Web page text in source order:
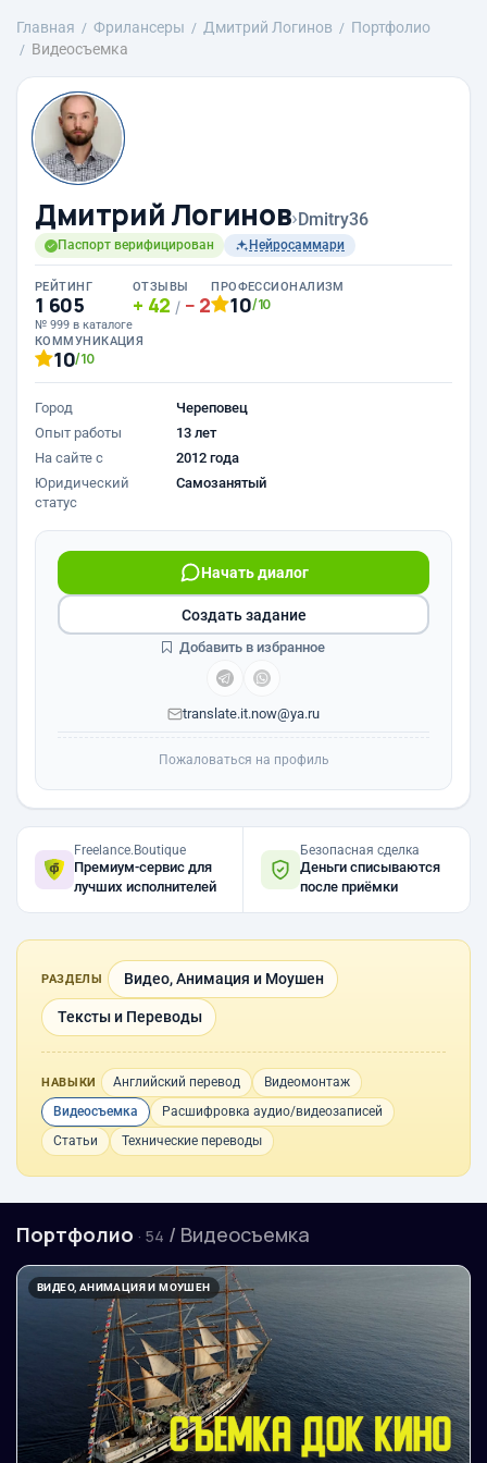
Главная Фрилансеры Дмитрий Логинов
Портфолио
Видеосъемка
Дмитрий Логинов›Dmitry36
Паспорт верифицирован Нейросаммари
РЕЙТИНГ
1 605
№ 999 в каталоге
ОТЗЫВЫ
42 / 2
ПРОФЕССИОНАЛИЗМ
10/10
КОММУНИКАЦИЯ
10/10
Город
Череповец
Опыт работы
13 лет
На сайте с
2012 года
Юридический
статус
Самозанятый
Начать диалог
translate.it.now@ya.ru
Создать задание
Добавить в избранное
Пожаловаться на профиль
Freelance.Boutique
Премиум-сервис для
лучших исполнителей
Безопасная сделка
Деньги списываются
после приёмки
РАЗДЕЛЫ Видео, Анимация и Моушен
Тексты и Переводы
НАВЫКИ Английский перевод
Видеомонтаж
Видеосъемка
Расшифровка аудио/видеозаписей
Статьи
Технические переводы
Портфолио · 54 / Видеосъемка
ВИДЕО, АНИМАЦИЯ И МОУШЕН